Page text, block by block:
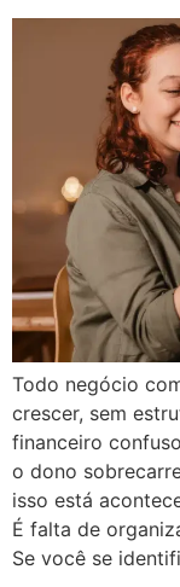
Todo negócio
crescer, sem
financeiro
o dono
isso está
É falta de
Se você se